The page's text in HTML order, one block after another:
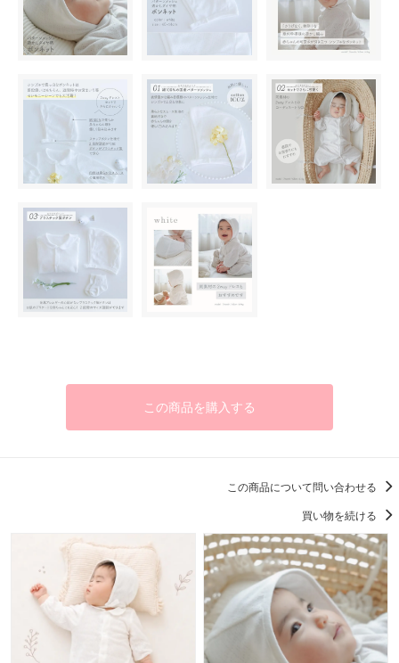
この商品を購入する
この商品について問い合わせる
買い物を続ける